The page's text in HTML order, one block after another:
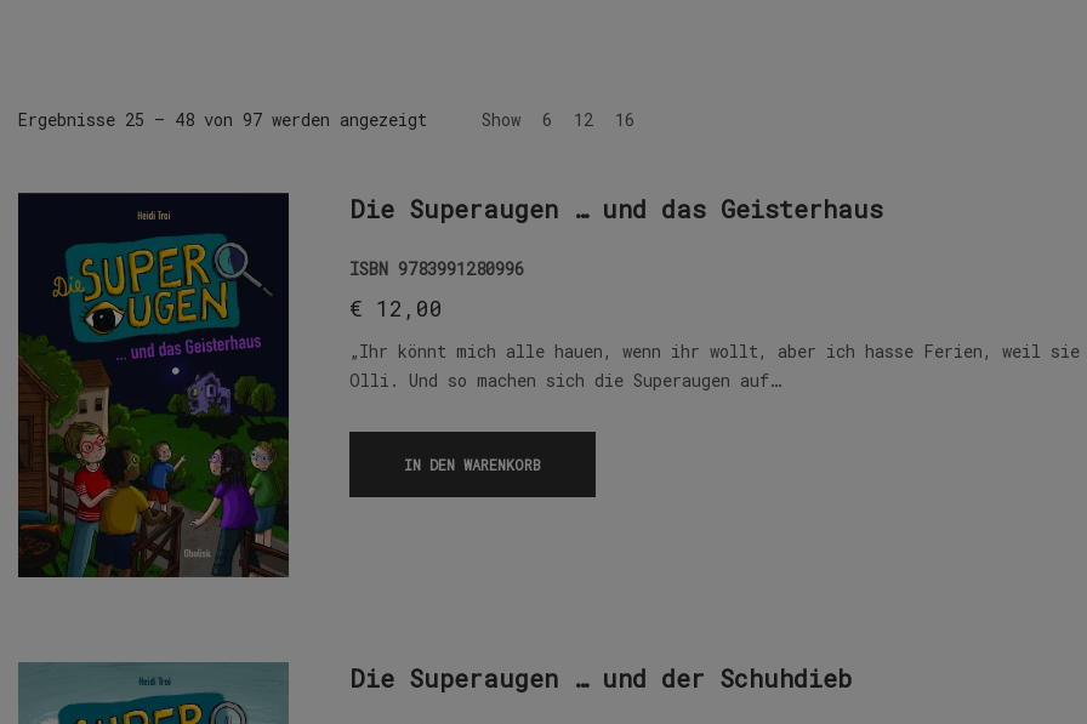
Ergebnisse 25 – 48 von 97 werden angezeigt Show 6 12 16
Die Superaugen … und das Geisterhaus
ISBN 9783991280996
€ 12,00
„Ihr könnt mich alle hauen, wenn ihr wollt, aber ich hasse Ferien, weil
Olli. Und so machen sich die Superaugen auf…
IN DEN WARENKORB
Die Superaugen … und der Schuhdieb